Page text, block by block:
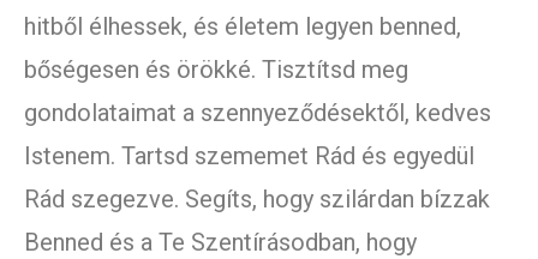
hitből élhessek, és életem legyen benned,
bőségesen és örökké. Tisztítsd meg
gondolataimat a szennyeződésektől, kedves
Istenem. Tartsd szememet Rád és egyedül
Rád szegezve. Segíts, hogy szilárdan bízzak
Benned és a Te Szentírásodban, hogy